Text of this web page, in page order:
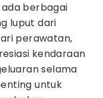
berbagai
luput dari
perawatan,
kendaraan
selama
untuk